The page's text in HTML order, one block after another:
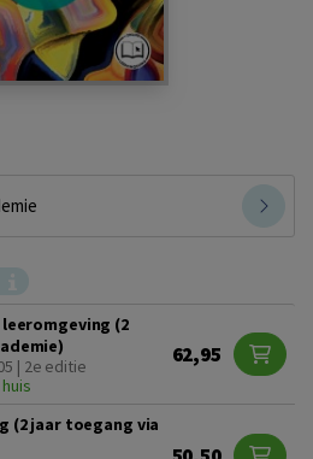
(2
| 2e editie
62,95
(2 jaar toegang via